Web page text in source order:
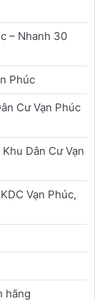
– Nhanh 30
Phúc
Cư Vạn Phúc
Dân Cư Vạn
Vạn Phúc,
hãng